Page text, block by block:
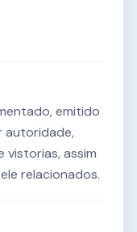
emitido
autoridade,
vistorias, assim
relacionados.